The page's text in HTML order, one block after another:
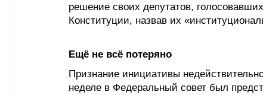
решение своих депутатов,
Конституции, назвав их
Ещё не всё потеряно
Признание инициативы
неделе в Федеральный совет был